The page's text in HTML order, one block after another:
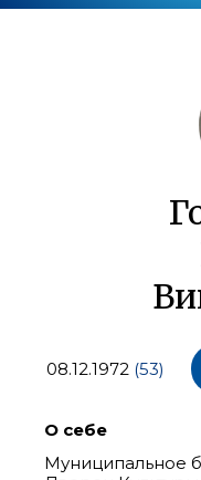
08.12.1972 (53)
О себе
Муниципальное